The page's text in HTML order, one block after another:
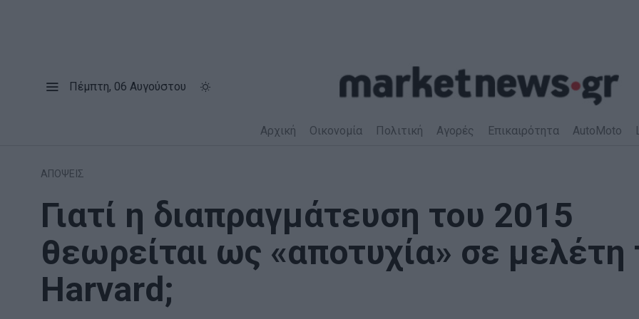
Πέμπτη, 06 Αυγούστου
Αρχική Οικονομία Πολιτική Αγορές Επικαιρότητα AutoMoto
ΑΠΟΨΕΙΣ
Γιατί η διαπραγμάτευση του 2015
θεωρείται ως «αποτυχία» σε μελέτη
Harvard;